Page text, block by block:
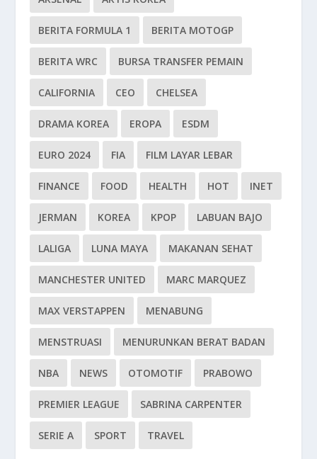
BERITA FORMULA 1 BERITA MOTOGP
BERITA WRC BURSA TRANSFER PEMAIN
CALIFORNIA CEO CHELSEA
DRAMA KOREA EROPA ESDM
EURO 2024 FIA FILM LAYAR LEBAR
FINANCE FOOD HEALTH HOT INET
JERMAN KOREA KPOP LABUAN BAJO
LALIGA LUNA MAYA MAKANAN SEHAT
MANCHESTER UNITED MARC MARQUEZ
MAX VERSTAPPEN MENABUNG
MENSTRUASI MENURUNKAN BERAT BADAN
NBA NEWS OTOMOTIF PRABOWO
PREMIER LEAGUE SABRINA CARPENTER
SERIE A SPORT TRAVEL